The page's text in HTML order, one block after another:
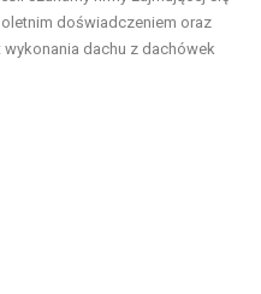
doświadczeniem oraz
dachu z dachówek